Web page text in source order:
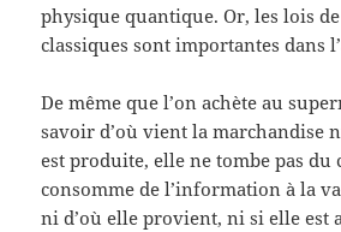
physique quantique. Or, les lois
classiques sont importantes dans
De même que l’on achète au
savoir d’où vient la marchandise
est produite, elle ne tombe pas du
consomme de l’information à la
ni d’où elle provient, ni si elle est